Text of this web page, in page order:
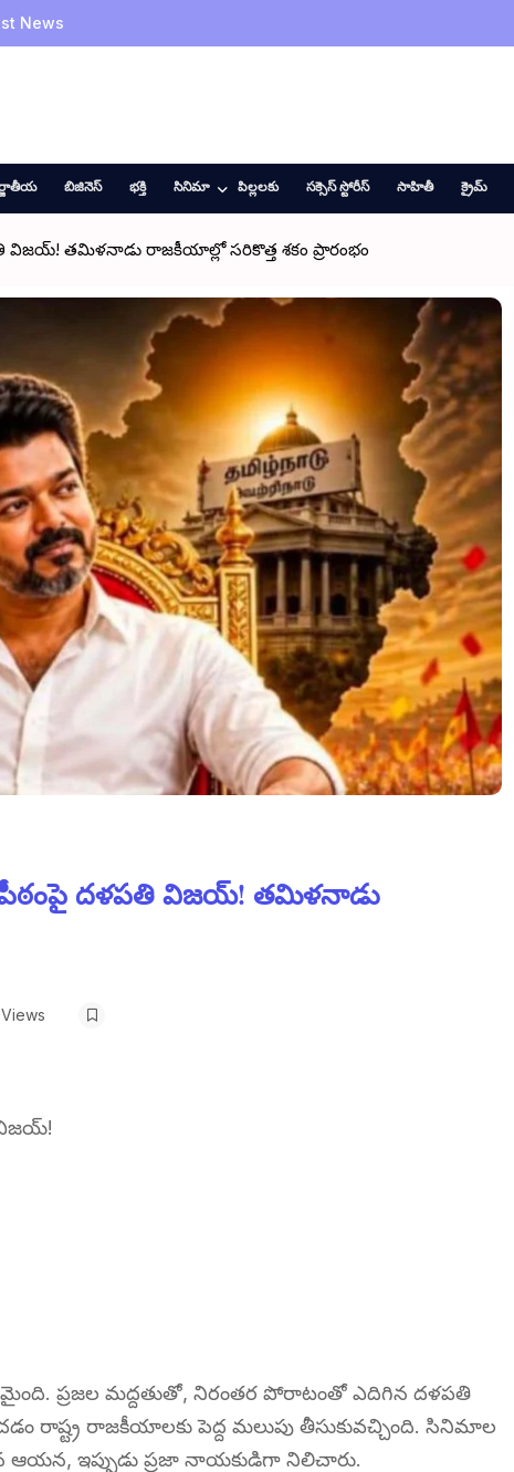
News
బిజినెస్ భక్తి సినిమా పిల్లలకు సక్సెస్ స్టోరీస్ సాహితీ క్రైమ్
తమిళనాడు రాజకీయాల్లో సరికొత్త శకం ప్రారంభం
పీఠంపై దళపతి విజయ్! తమిళనాడు
ప్రజల మద్దతుతో, నిరంతర పోరాటంతో ఎదిగిన దళపతి
రాష్ట్ర రాజకీయాలకు పెద్ద మలుపు తీసుకువచ్చింది. సినిమాల
ఆయన, ఇప్పుడు ప్రజా నాయకుడిగా నిలిచారు.